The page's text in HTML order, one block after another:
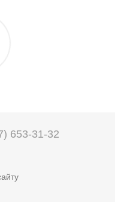
653-31-32